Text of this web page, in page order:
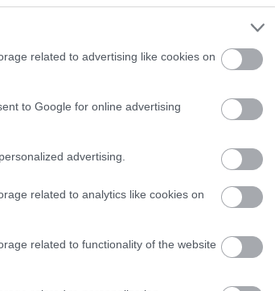
related to advertising like cookies on
to Google for online advertising
advertising.
related to analytics like cookies on
related to functionality of the website
az volt, hogy nem volt
Lengyelországban, ahol
meg a rendszert.
puhán dőlt meg, és
elnökkel
korában az elegáns
keseregtek, miért van
alacsony volt, kövér és
illatos és szép nők vették
szimbóluma
interjúban